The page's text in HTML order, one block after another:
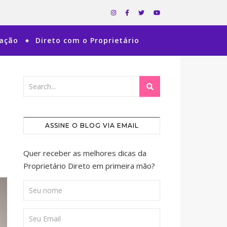
Direto com o Proprietário
ASSINE O BLOG VIA EMAIL
Quer receber as melhores dicas da
Proprietário Direto em primeira mão?